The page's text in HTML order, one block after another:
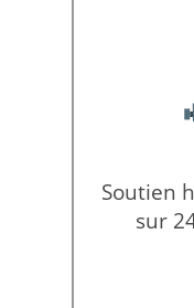
Soutien
sur